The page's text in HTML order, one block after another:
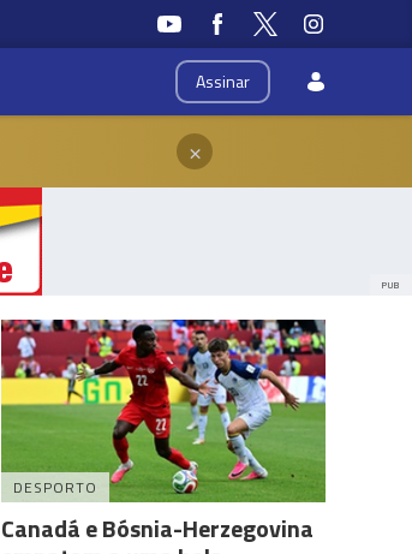
Assinar
×
PUB
DESPORTO
Canadá e Bósnia-Herzegovina